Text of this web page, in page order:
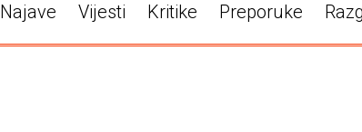
Najave Vijesti Kritike Preporuke